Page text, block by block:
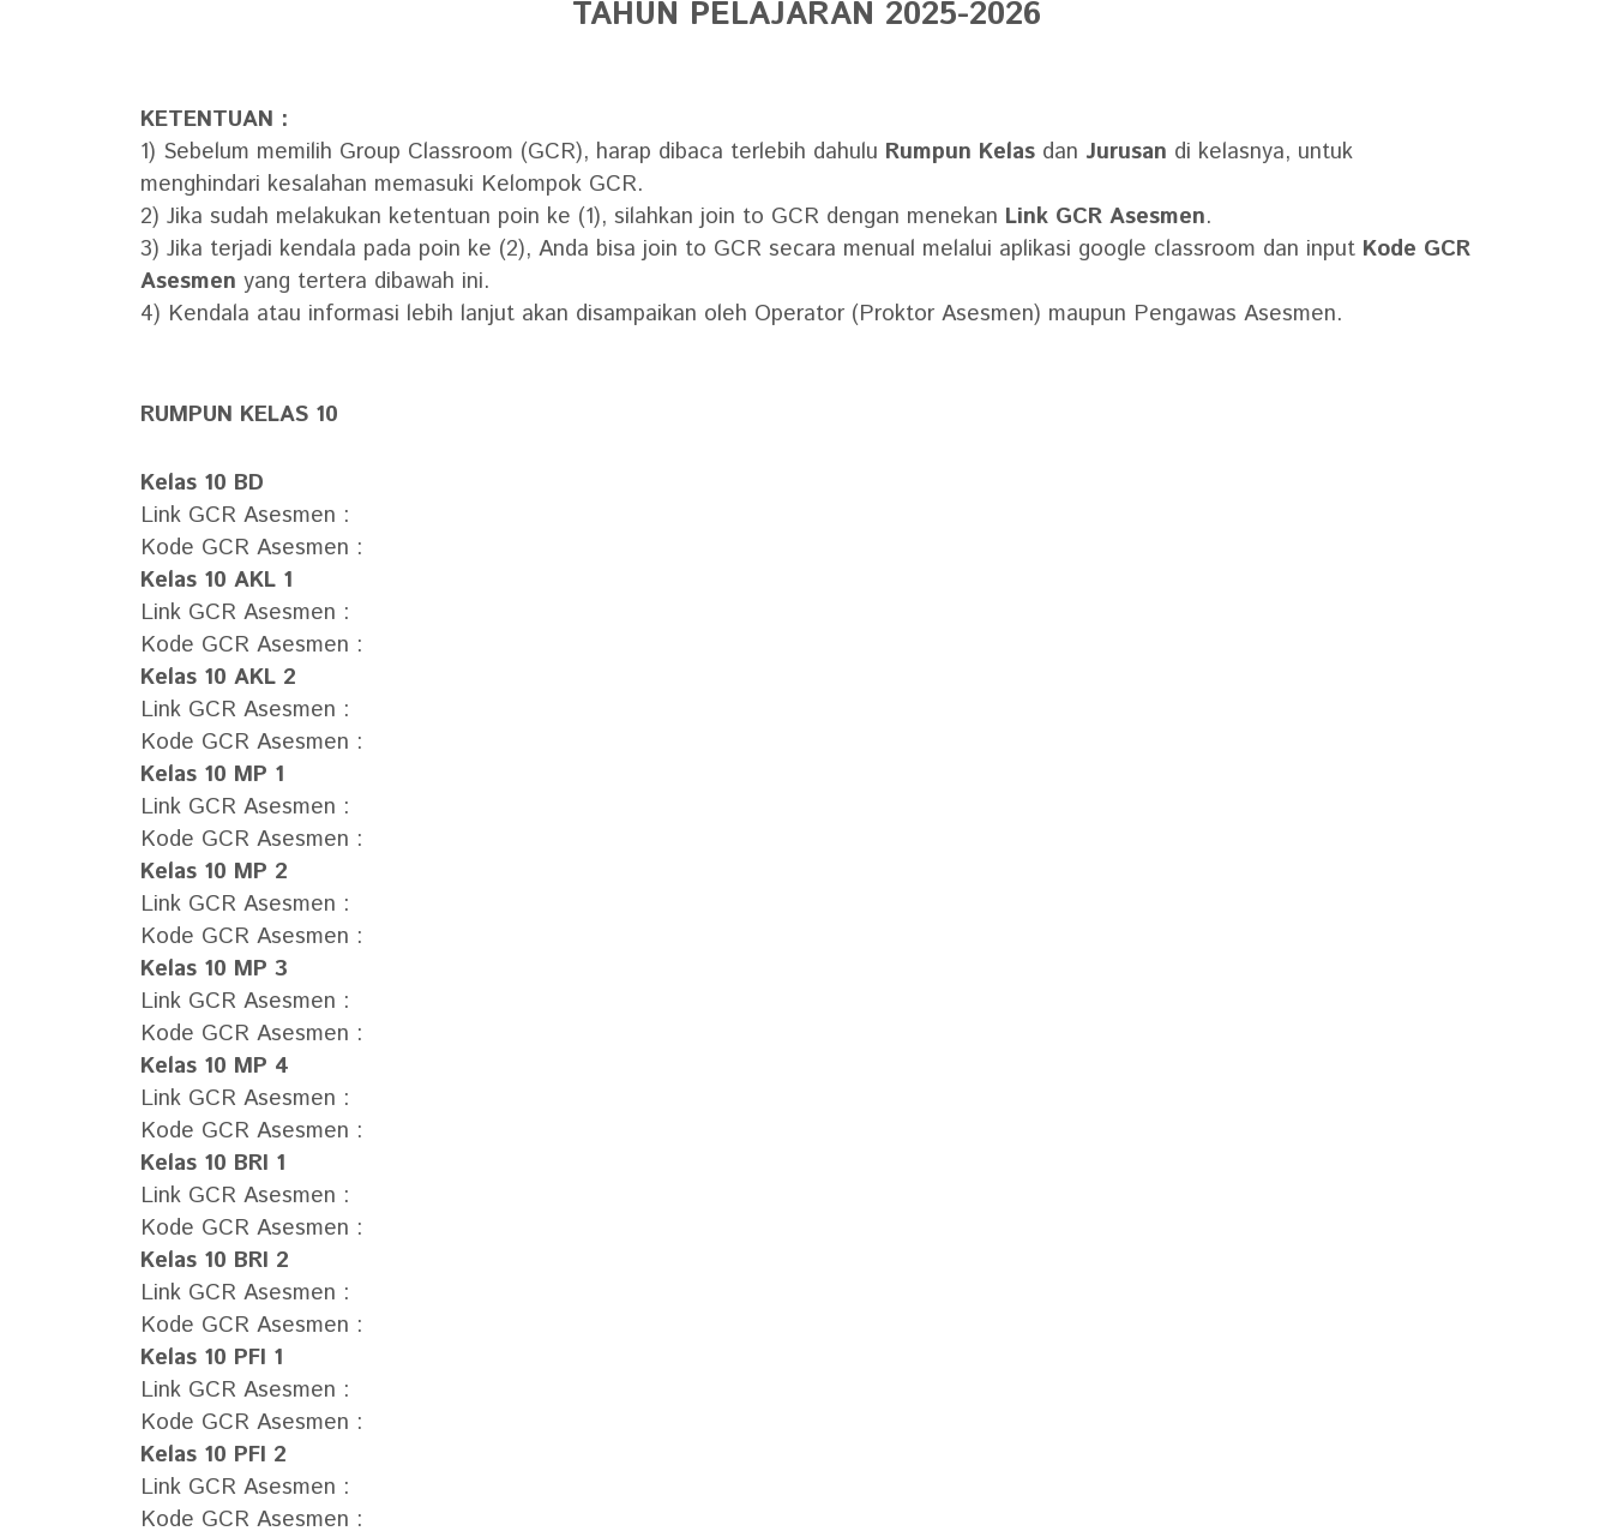
TAHUN PELAJARAN 2025-2026
KETENTUAN :
1) Sebelum memilih Group Classroom (GCR), harap dibaca terlebih dahulu Rumpun Kelas dan Jurusan di kelasnya, untuk
menghindari kesalahan memasuki Kelompok GCR.
2) Jika sudah melakukan ketentuan poin ke (1), silahkan join to GCR dengan menekan Link GCR Asesmen.
3) Jika terjadi kendala pada poin ke (2), Anda bisa join to GCR secara menual melalui aplikasi google classroom dan input Kode GCR
Asesmen yang tertera dibawah ini.
4) Kendala atau informasi lebih lanjut akan disampaikan oleh Operator (Proktor Asesmen) maupun Pengawas Asesmen.
RUMPUN KELAS 10
Kelas 10 BD
Link GCR Asesmen :
Kode GCR Asesmen :
Kelas 10 AKL 1
Link GCR Asesmen :
Kode GCR Asesmen :
Kelas 10 AKL 2
Link GCR Asesmen :
Kode GCR Asesmen :
Kelas 10 MP 1
Link GCR Asesmen :
Kode GCR Asesmen :
Kelas 10 MP 2
Link GCR Asesmen :
Kode GCR Asesmen :
Kelas 10 MP 3
Link GCR Asesmen :
Kode GCR Asesmen :
Kelas 10 MP 4
Link GCR Asesmen :
Kode GCR Asesmen :
Kelas 10 BRI 1
Link GCR Asesmen :
Kode GCR Asesmen :
Kelas 10 BRI 2
Link GCR Asesmen :
Kode GCR Asesmen :
Kelas 10 PFI 1
Link GCR Asesmen :
Kode GCR Asesmen :
Kelas 10 PFI 2
Link GCR Asesmen :
Kode GCR Asesmen :